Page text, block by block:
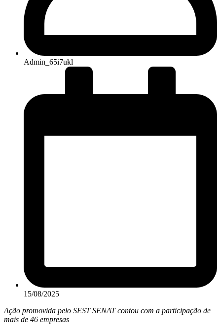
Admin_65i7ukl
15/08/2025
Ação promovida pelo SEST SENAT contou com a participação de
mais de 46 empresas